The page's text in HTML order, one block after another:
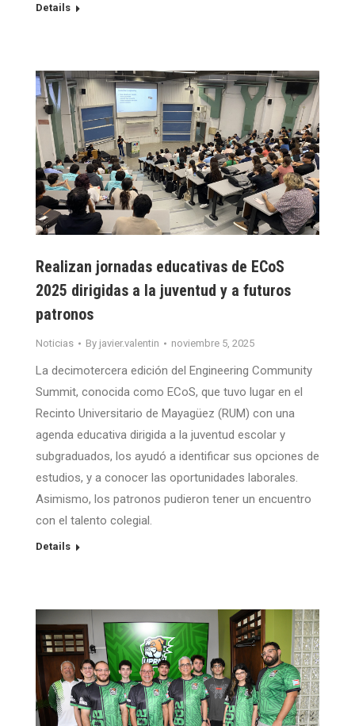
Details
Realizan jornadas educativas de ECoS
2025 dirigidas a la juventud y a futuros
patronos
Noticias By javier.valentin noviembre 5, 2025
La decimotercera edición del Engineering Community
Summit, conocida como ECoS, que tuvo lugar en el
Recinto Universitario de Mayagüez (RUM) con una
agenda educativa dirigida a la juventud escolar y
subgraduados, los ayudó a identificar sus opciones de
estudios, y a conocer las oportunidades laborales.
Asimismo, los patronos pudieron tener un encuentro
con el talento colegial.
Details